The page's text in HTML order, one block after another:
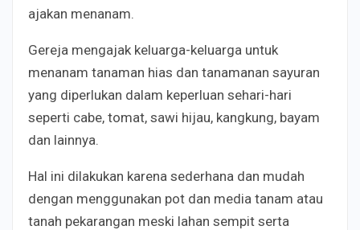
ajakan menanam.
Gereja mengajak keluarga-keluarga untuk
menanam tanaman hias dan tanamanan sayuran
yang diperlukan dalam keperluan sehari-hari
seperti cabe, tomat, sawi hijau, kangkung, bayam
dan lainnya.
Hal ini dilakukan karena sederhana dan mudah
dengan menggunakan pot dan media tanam atau
tanah pekarangan meski lahan sempit serta